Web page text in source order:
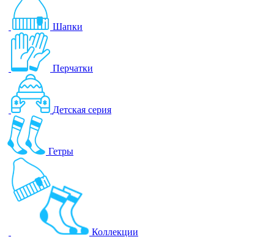
Шапки
Перчатки
Детская серия
Гетры
Коллекции